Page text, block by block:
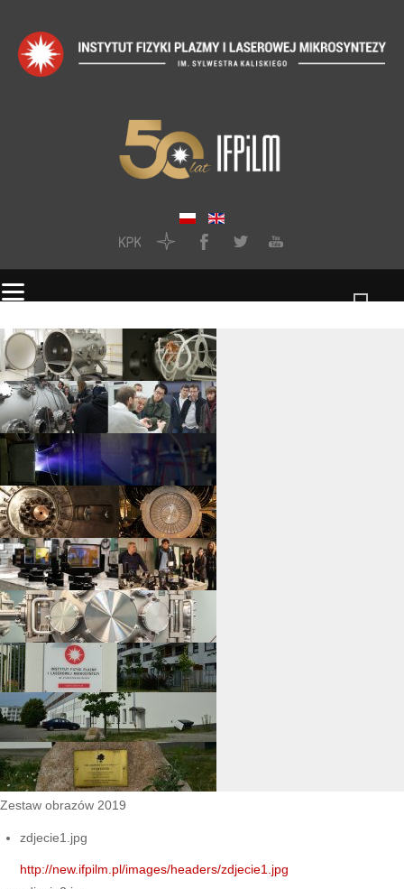
Zestaw obrazów 2019
zdjecie1.jpg
http://new.ifpilm.pl/images/headers/zdjecie1.jpg